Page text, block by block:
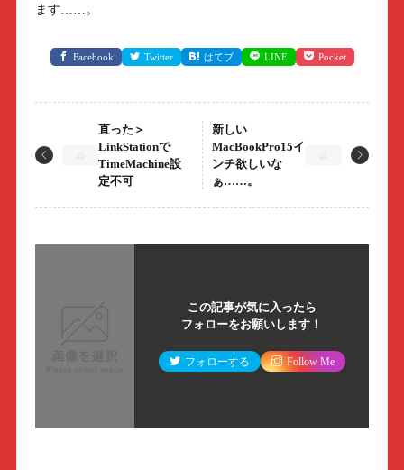
ます……。
Facebook Twitter はてブ LINE Pocket
直った＞
LinkStationで
TimeMachine設
定不可
新しい
MacBookPro15イ
ンチ欲しいな
ぁ……。
この記事が気に入ったら
フォローをお願いします！
フォローする Follow Me